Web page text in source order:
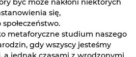
być może nakłoni niektórych
się,
metaforyczne studium naszego
gdy wszyscy jesteśmy